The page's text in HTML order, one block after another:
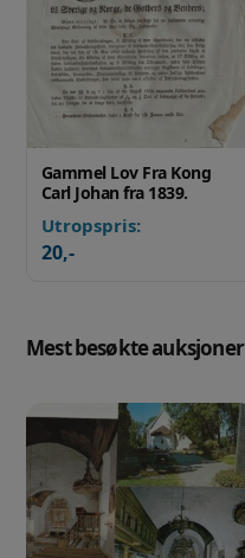
Gammel Lov Fra Kong
Carl Johan fra 1839.
Utropspris:
20,-
Mest besøkte auksjoner